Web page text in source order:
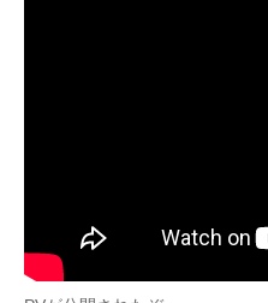
マーケ×ITの今がよく分かる